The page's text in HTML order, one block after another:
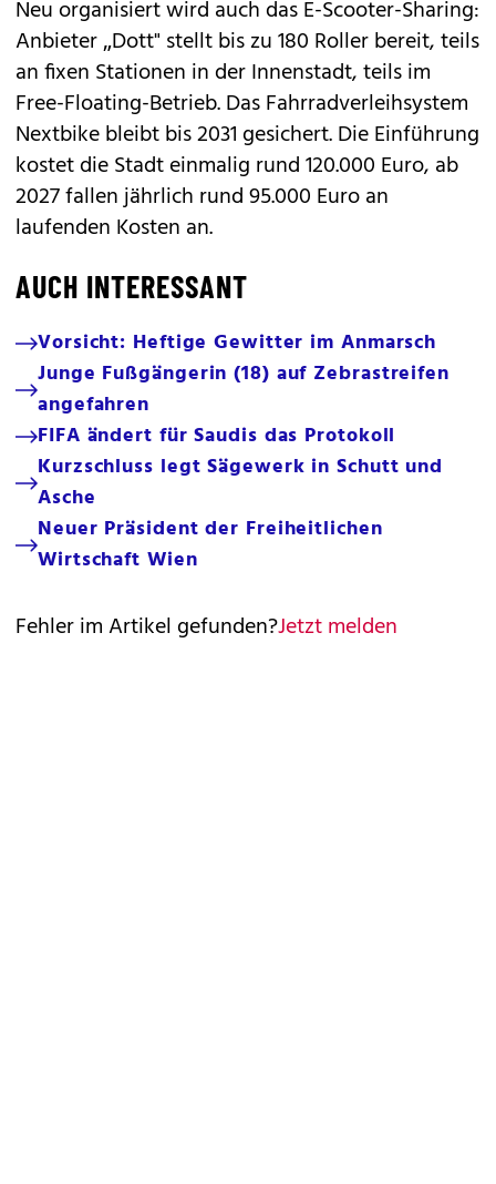
Neu organisiert wird auch das E-Scooter-Sharing:
Anbieter „Dott" stellt bis zu 180 Roller bereit, teils
an fixen Stationen in der Innenstadt, teils im
Free-Floating-Betrieb. Das Fahrradverleihsystem
Nextbike bleibt bis 2031 gesichert. Die Einführung
kostet die Stadt einmalig rund 120.000 Euro, ab
2027 fallen jährlich rund 95.000 Euro an
laufenden Kosten an.
AUCH INTERESSANT
Vorsicht: Heftige Gewitter im Anmarsch
Junge Fußgängerin (18) auf Zebrastreifen
angefahren
FIFA ändert für Saudis das Protokoll
Kurzschluss legt Sägewerk in Schutt und
Asche
Neuer Präsident der Freiheitlichen
Wirtschaft Wien
Fehler im Artikel gefunden?Jetzt melden